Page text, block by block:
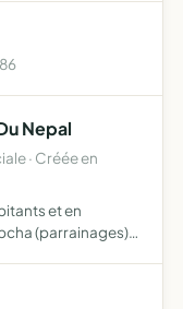
Nepal
· Créée en
et en
(parrainages)